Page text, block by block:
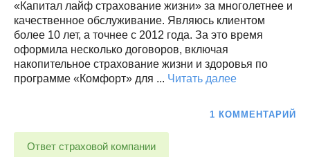
«Капитал лайф страхование жизни» за многолетнее и
качественное обслуживание. Являюсь клиентом
более 10 лет, а точнее с 2012 года. За это время
оформила несколько договоров, включая
накопительное страхование жизни и здоровья по
программе «Комфорт» для ... Читать далее
1 КОММЕНТАРИЙ
Ответ страховой компании